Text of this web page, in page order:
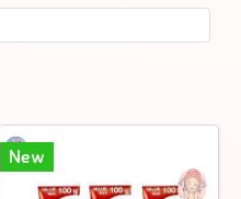
New